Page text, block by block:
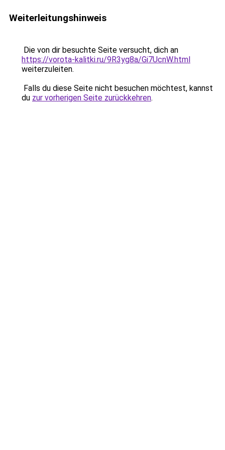
Weiterleitungshinweis
Die von dir besuchte Seite versucht, dich an
https://vorota-kalitki.ru/9R3yg8a/Gi7UcnW.html
weiterzuleiten.
Falls du diese Seite nicht besuchen möchtest, kannst
du zur vorherigen Seite zurückkehren.